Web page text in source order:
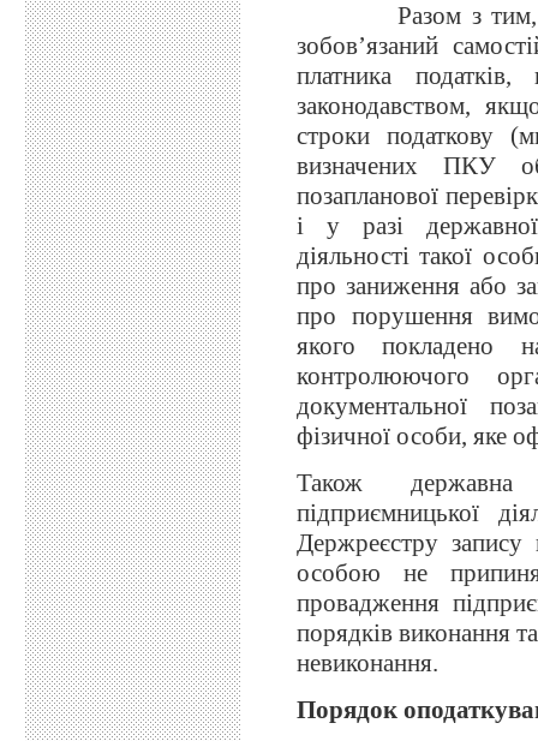
Разом з тим,
зобов’язаний
платника
законодавством,
строки податкову
визначених ПКУ
позапланової
і у разі державної
діяльності такої
про заниження або
про порушення
якого покладено
контролюючого
документальної
фізичної особи, яке
Також державна
підприємницької
Держреєстру запису
особою не
провадження
порядків виконання
невиконання.
Порядок